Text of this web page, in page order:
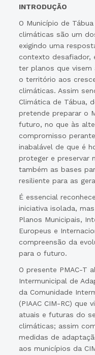
INTRODUÇÃO
O Município de
climáticas são um
exigindo uma
contexto desafiador,
ter planos que visem
o território aos
climáticas. Assim
Climática de Tábua,
pretende preparar o
futuro, no que às
compromisso
inabalável de que é
proteger e preservar
também as bases
resiliente para as
É essencial
iniciativa isolada,
Planos Municipais,
Europeus e
compreensão da
para o futuro.
O presente PMAC-T
Intermunicipal de
da Comunidade
(PIAAC CIM-RC) que
atuais e futuras do
climáticas; assim
medidas de
aos municípios da